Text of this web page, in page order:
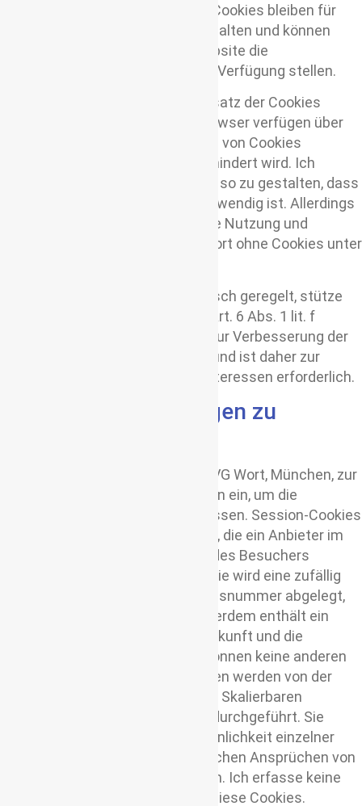
Browsers gelöscht, permanente Cookies bleiben für
einen vorgegebenen Zeitraum erhalten und können
beim erneuten Aufruf meiner Website die
gespeicherten Informationen zur Verfügung stellen.
Als Nutzer kannst du auf den Einsatz der Cookies
Einfluss nehmen. Die meisten Browser verfügen über
eine Option mit der das Speichern von Cookies
eingeschränkt oder komplett verhindert wird. Ich
bemühe mich, das Onlineangebot so zu gestalten, dass
der Einsatz von Cookies nicht notwendig ist. Allerdings
weise ich dich darauf hin, dass die Nutzung und
insbesondere der Nutzungskomfort ohne Cookies unter
Soweit nachfolgend nicht spezifisch geregelt, stütze
ich den Einsatz von Cookies auf Art. 6 Abs. 1 lit. f
DSGVO. Die Verarbeitung erfolgt zur Verbesserung der
Funktionsweise meiner Website und ist daher zur
Wahrung unserer berechtigten Interessen erforderlich.
Cookies und Meldungen zu
Ich setze „Session-Cookies“ der VG Wort, München, zur
Messung von Zugriffen auf Texten ein, um die
Kopierwahrscheinlichkeit zu erfassen. Session-Cookies
sind kleine Informationseinheiten, die ein Anbieter im
Arbeitsspeicher des Computers des Besuchers
speichert. In einem Session-Cookie wird eine zufällig
erzeugte eindeutige Identifikationsnummer abgelegt,
eine sogenannte Session-ID. Außerdem enthält ein
Cookie die Angabe über seine Herkunft und die
Speicherfrist. Session-Cookies können keine anderen
Daten speichern. Diese Messungen werden von der
Kantar Germany GmbH nach dem Skalierbaren
Zentralen Messverfahren (SZM) durchgeführt. Sie
helfen dabei, die Kopierwahrscheinlichkeit einzelner
Texte zur Vergütung von gesetzlichen Ansprüchen von
Autoren und Verlagen zu ermitteln. Ich erfasse keine
personenbezogenen Daten über diese Cookies.